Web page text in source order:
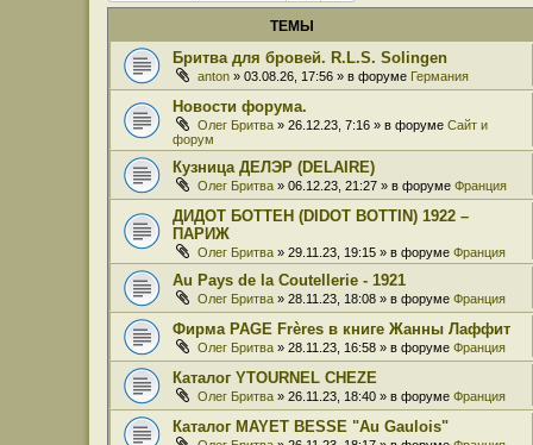
ТЕМЫ
Бритва для бровей. R.L.S. Solingen
anton » 03.08.26, 17:56 » в форуме Германия
Новости форума.
Олег Бритва » 26.12.23, 7:16 » в форуме Сайт и
форум
Кузница ДЕЛЭР (DELAIRE)
Олег Бритва » 06.12.23, 21:27 » в форуме Франция
ДИДОТ БОТТЕН (DIDOT BOTTIN) 1922 –
ПАРИЖ
Олег Бритва » 29.11.23, 19:15 » в форуме Франция
Au Pays de la Coutellerie - 1921
Олег Бритва » 28.11.23, 18:08 » в форуме Франция
Фирма PAGE Frères в книге Жанны Лаффит
Олег Бритва » 28.11.23, 16:58 » в форуме Франция
Каталог YTOURNEL CHEZE
Олег Бритва » 26.11.23, 18:40 » в форуме Франция
Каталог MAYET BESSE "Au Gaulois"